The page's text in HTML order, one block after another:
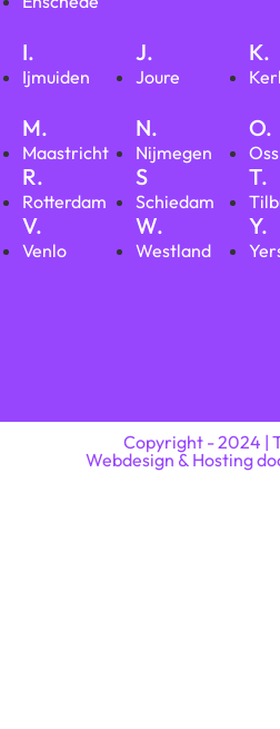
I.
Ijmuiden
J.
Joure
K.
M.
Maastricht
N.
Nijmegen
O.
Oss
R.
Rotterdam
S
Schiedam
T.
V.
Venlo
W.
Westland
Y.
Copyright - 2024 |
Webdesign & Hosting